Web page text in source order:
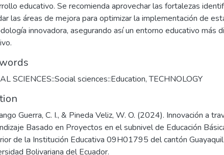
educativo. Se recomienda aprovechar las fortalezas
las áreas de mejora para optimizar la implementación de
innovadora, asegurando así un entorno educativo más
SCIENCES::Social sciences::Education,TECHNOLOGY
Guerra, C. I., & Pineda Veliz, W. O. (2024). Innovación a
Basado en Proyectos en el subnivel de Educación
de la Institución Educativa 09H01795 del cantón Guayaquil
Bolivariana del Ecuador.